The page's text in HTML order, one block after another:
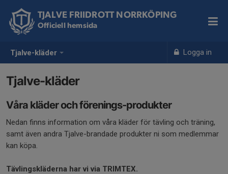
Tjalve-kläder Logga in
TJALVE FRIIDROTT NORRKÖPING
Officiell hemsida
Tjalve-kläder
Våra kläder och förenings-produkter
Nedan finns information om våra kläder för tävling och träning,
samt även andra Tjalve-brandade produkter ni som medlemmar
kan köpa.
Tävlingskläderna har vi via TRIMTEX.